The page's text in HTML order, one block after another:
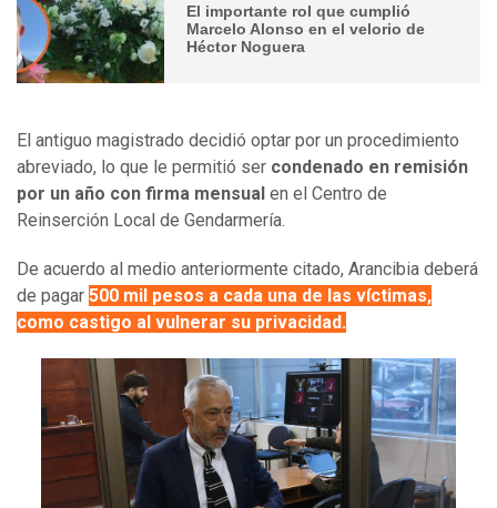
El importante rol que cumplió
Marcelo Alonso en el velorio de
Héctor Noguera
El antiguo magistrado decidió optar por un procedimiento
abreviado, lo que le permitió ser condenado en remisión
por un año con firma mensual en el Centro de
Reinserción Local de Gendarmería.
De acuerdo al medio anteriormente citado, Arancibia deberá
de pagar 500 mil pesos a cada una de las víctimas,
como castigo al vulnerar su privacidad.